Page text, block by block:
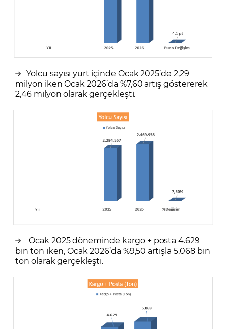
Yolcu sayısı yurt içinde Ocak 2025’de 2,29
milyon iken Ocak 2026’da %7,60 artış göstererek
2,46 milyon olarak gerçekleşti.
Ocak 2025 döneminde kargo + posta 4.629
bin ton iken, Ocak 2026’da %9,50 artışla 5.068 bin
ton olarak gerçekleşti.